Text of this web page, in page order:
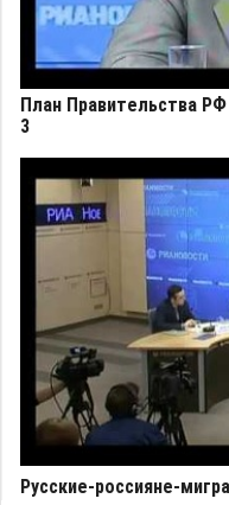
План Правительства
3
Русские-россияне-